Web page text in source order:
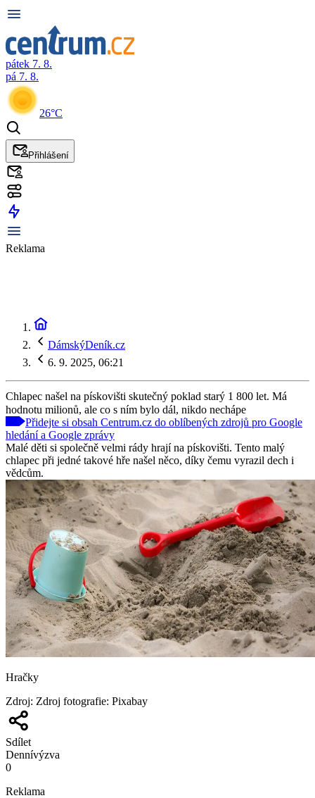
pátek 7. 8.
pá 7. 8.
26°C
Přihlášení
Reklama
DámskýDeník.cz
6. 9. 2025, 06:21
Chlapec našel na pískovišti skutečný poklad starý 1 800 let. Má
hodnotu milionů, ale co s ním bylo dál, nikdo nechápe
Přidejte si obsah Centrum.cz do oblíbených zdrojů pro Google
hledání a Google zprávy
Malé děti si společně velmi rády hrají na pískovišti. Tento malý
chlapec při jedné takové hře našel něco, díky čemu vyrazil dech i
vědcům.
Hračky
Zdroj: Zdroj fotografie: Pixabay
Sdílet
Dennívýzva
0
Reklama